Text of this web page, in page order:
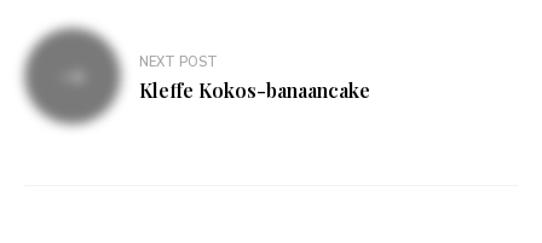
NEXT POST
Kleffe Kokos-banaancake